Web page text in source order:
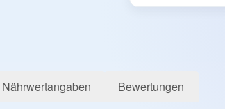
Nährwertangaben Bewertungen